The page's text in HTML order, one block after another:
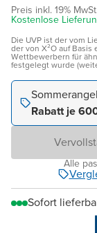
Preis inkl. 19%
Kostenlose
Die UVP ist der vom
der von X²O auf
Wettbewerbern für
festgelegt wurde
Rabatt je
Alle
Sofort